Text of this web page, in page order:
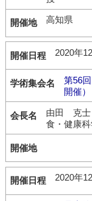
高知県
2020年
第56
開催）
由田 克士
食・健康
2020年